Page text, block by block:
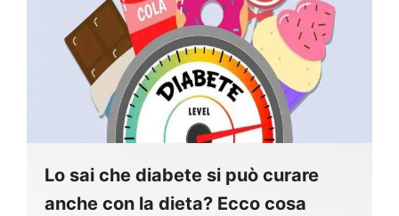
Lo sai che diabete si può curare
anche con la dieta? Ecco cosa